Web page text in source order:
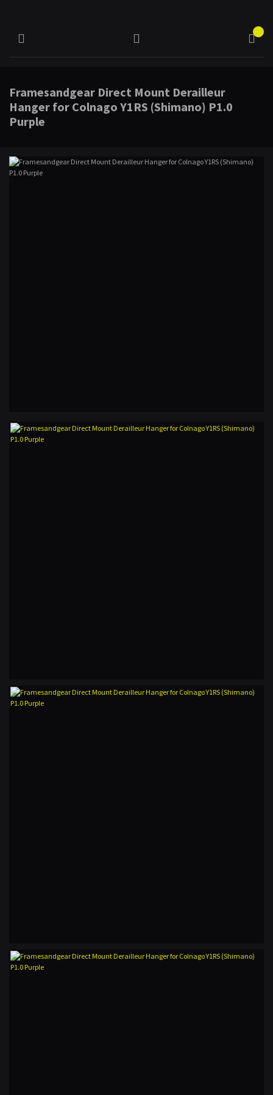
Framesandgear Direct Mount Derailleur
Hanger for Colnago Y1RS (Shimano) P1.0
Purple